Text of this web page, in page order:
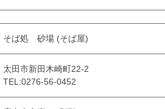
そば処 砂場 (そば屋)
太田市新田木崎町22-2
TEL:0276-56-0452